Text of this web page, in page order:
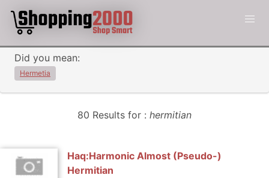
Did you mean:
Hermetia
80 Results for : hermitian
Haq:Harmonic Almost (Pseudo-)
Hermitian